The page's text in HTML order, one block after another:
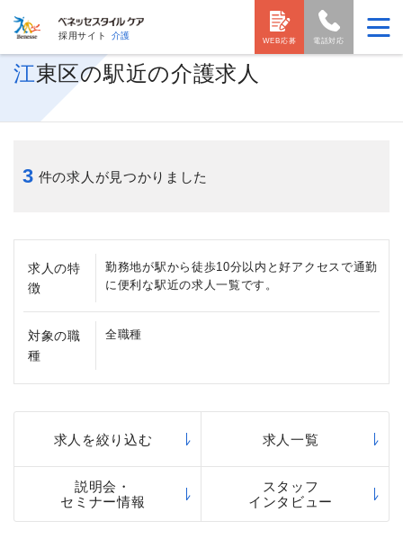
採用サイト 介護
電話対応
WEB応募
江東区の駅近の介護求人
3 件の求人が見つかりました
求人の特
徴
勤務地が駅から徒歩10分以内と好アクセスで通勤
に便利な駅近の求人一覧です。
対象の職
種
全職種
求人を絞り込む 求人一覧
説明会・
セミナー情報
スタッフ
インタビュー